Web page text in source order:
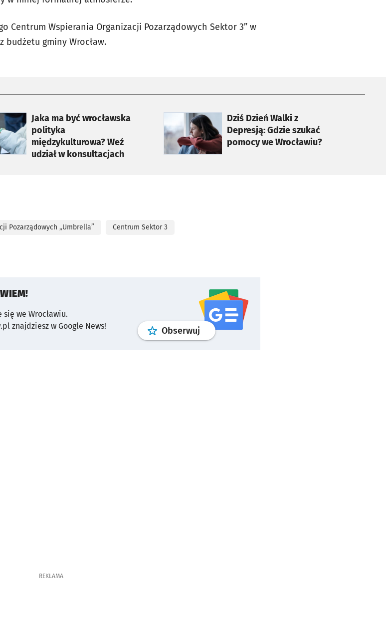
Centrum Wspierania Organizacji Pozarządowych Sektor 3” w
budżetu gminy Wrocław.
Jaka ma być wrocławska
polityka
międzykulturowa? Weź
udział w konsultacjach
w nowej karcie
Dziś Dzień Walki z
Depresją: Gdzie szukać
pomocy we Wrocławiu?
otworzy się w nowej karcie
Pozarządowych „Umbrella” Centrum Sektor 3
we Wrocławiu.
znajdziesz w Google News!
Obserwuj profilgoogle news
REKLAMA